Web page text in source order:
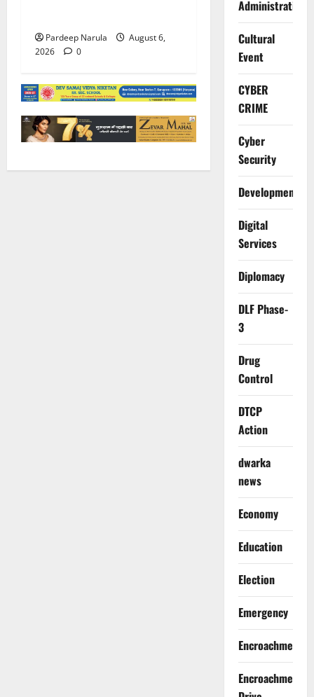
Pardeep Narula
August 6,
2026
0
Administration
Cultural
Event
CYBER
CRIME
Cyber
Security
Development
Digital
Services
Diplomacy
DLF Phase-
3
Drug
Control
DTCP
Action
dwarka
news
Economy
Education
Election
Emergency
Encroachment
Encroachment